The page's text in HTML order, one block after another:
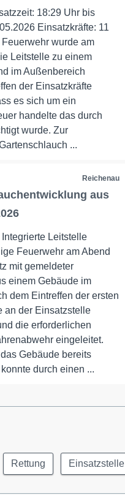
18:29 Uhr bis
Einsatzkräfte: 11
wurde am
Leitstelle zu einem
im Außenbereich
der Einsatzkräfte
es sich um ein
handelte das durch
wurde. Zur
...
Reichenau
aus
Leitstelle
Feuerwehr am Abend
mit gemeldeter
einem Gebäude im
dem Eintreffen der ersten
an der Einsatzstelle
die erforderlichen
eingeleitet.
Gebäude bereits
durch einen ...
Rettung Einsatzstelle